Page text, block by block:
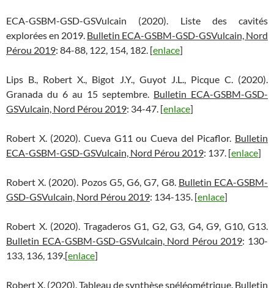
ECA-GSBM-GSD-GSVulcain (2020). Liste des cavités
explorées en 2019. Bulletin ECA-GSBM-GSD-GSVulcain, Nord
Pérou 2019: 84-88, 122, 154, 182. [enlace]
Lips B., Robert X., Bigot J.Y., Guyot J.L., Picque C. (2020).
Granada du 6 au 15 septembre. Bulletin ECA-GSBM-GSD-
GSVulcain, Nord Pérou 2019: 34-47. [enlace]
Robert X. (2020). Cueva G11 ou Cueva del Picaflor. Bulletin
ECA-GSBM-GSD-GSVulcain, Nord Pérou 2019: 137. [enlace]
Robert X. (2020). Pozos G5, G6, G7, G8. Bulletin ECA-GSBM-
GSD-GSVulcain, Nord Pérou 2019: 134-135. [enlace]
Robert X. (2020). Tragaderos G1, G2, G3, G4, G9, G10, G13.
Bulletin ECA-GSBM-GSD-GSVulcain, Nord Pérou 2019: 130-
133, 136, 139.[enlace]
Robert X. (2020). Tableau de synthèse spéléométrique. Bulletin